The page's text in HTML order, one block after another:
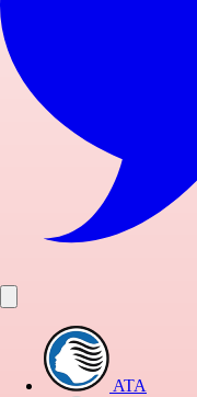
ATA